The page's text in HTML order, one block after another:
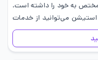
به خود را داشته است.
20 دلاری پلی استیشن می‌توانید از خدمات